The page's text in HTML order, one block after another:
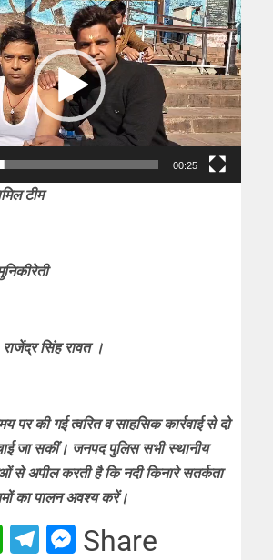
00:25
टीम
सिंह रावत ।
पर की गई त्वरित व साहसिक कार्रवाई से दो
जा सकीं। जनपद पुलिस सभी स्थानीय
से अपील करती है कि नदी किनारे सतर्कता
का पालन अवश्य करें।
WhatsApp
Telegram
Messenger
Share